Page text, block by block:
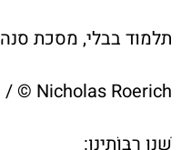
תלמוד בבלי, מסכת
© Nicholas Roerich
שָׁנוּ רַבּוֹתֵינוּ: